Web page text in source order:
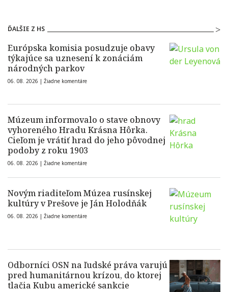
ĎALŠIE Z HS
Európska komisia posudzuje obavy
týkajúce sa uznesení k zonáciám
národných parkov
06. 08. 2026 | Žiadne komentáre
Múzeum informovalo o stave obnovy
vyhoreného Hradu Krásna Hôrka.
Cieľom je vrátiť hrad do jeho pôvodnej
podoby z roku 1903
06. 08. 2026 | Žiadne komentáre
Novým riaditeľom Múzea rusínskej
kultúry v Prešove je Ján Holodňák
06. 08. 2026 | Žiadne komentáre
Odborníci OSN na ľudské práva varujú
pred humanitárnou krízou, do ktorej
tlačia Kubu americké sankcie